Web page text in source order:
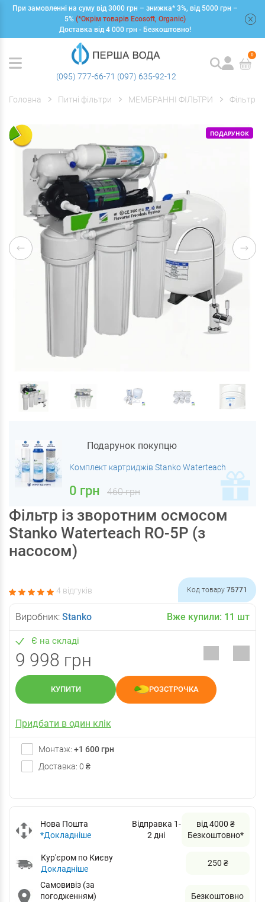
При замовленні на суму від 3000 грн – знижка* 3%, від 5000 грн –
5% (*Окрім товарів Ecosoft, Organic)
Доставка від 4 000 грн - Безкоштовно!
(095) 777-66-71 (097) 635-92-12
0
Головна Питні фільтри МЕМБРАННІ ФІЛЬТРИ Фільтри
ПОДАРУНОК
Подарунок покупцю
Комплект картриджів Stanko Waterteach
0 грн 460 грн
Фільтр із зворотним осмосом
Stanko Waterteach RO-5P (з
насосом)
4 відгуків Код товару 75771
Виробник: Stanko Вже купили: 11 шт
Є на складі
9 998 грн
КУПИТИ РОЗСТРОЧКА
Придбати в один клік
Монтаж: +1 600 грн
Доставка: 0 ₴
Нова Пошта
*Докладніше
Відправка 1-
2 дні
від 4000 ₴
Безкоштовно*
Кур'єром по Києву
Докладніше
250 ₴
Самовивіз (за
погодженням)
Безкоштовно